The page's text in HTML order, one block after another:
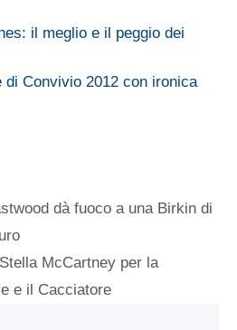
il meglio e il peggio dei
di Convivio 2012 con ironica
dà fuoco a una Birkin di
McCartney per la
e il Cacciatore